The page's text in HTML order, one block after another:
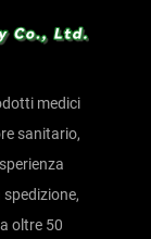
medici
sanitario,
oltre 50